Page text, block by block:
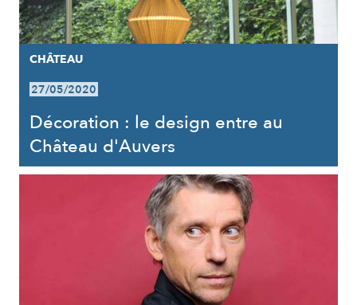
CHÂTEAU
27/05/2020
Décoration : le design entre au
Château d'Auvers